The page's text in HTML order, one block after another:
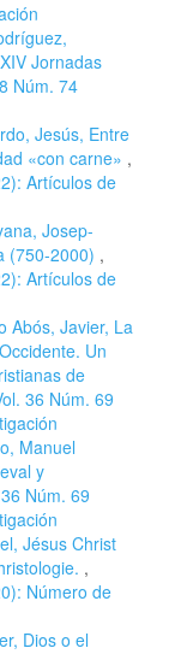
Jornadas
Núm. 74
Jesús, Entre
«con carne» ,
Artículos de
Josep-
(750-2000) ,
Artículos de
Abós, Javier, La
Un
de
36 Núm. 69
Manuel
y
Núm. 69
Jésus Christ
,
Número de
Dios o el